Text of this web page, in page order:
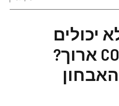
יכולים
לבדוק ל-COVID ארוך?